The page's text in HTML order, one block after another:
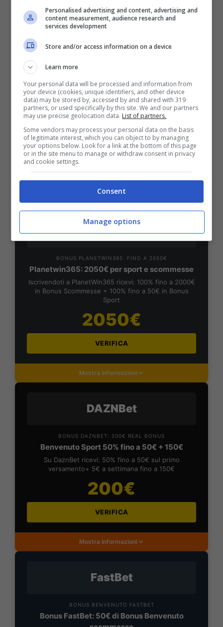
VERIFICA
Mostra Informazioni
Bonus Benvenuto Sport: fino a 1.000€
50% sul deposito fino a 50€
1000€
Mostra Informazioni
PlanetWin365
BONUS PLANETWIN365: FINO A 2050€
Planetwin365: 2050€ per sport e scommesse
Iscrivendoti a PlanetWin365 ricevi: 100% fino a 2000€
in Bonus Scommesse + 100% fino a 50€ in Bonus
Sport
2050€
VERIFICA
Mostra Informazioni
DAZNBet
BONUS DAZNBET: 200€ REAL BONUS
Benvenuto Sport 50% fino a 50€ + 150€
Su DaznBet ricevi: 50% fino a 50€ sul primo
versamento+ 5€ a settimana fino a 150€
200€
VERIFICA
Mostra Informazioni
FastBet
BONUS BENVENUTO FASTBET
Bonus FastBet: 50€ di Bonus Benvenuto
Personalised advertising and content, advertising and
content measurement, audience research and
services development
Store and/or access information on a device
Learn more
Your personal data will be processed and information from
your device (cookies, unique identifiers, and other device
data) may be stored by, accessed by and shared with 319
partners, or used specifically by this site. We and our partners
may use precise geolocation data. List of partners.
Some vendors may process your personal data on the basis
of legitimate interest, which you can object to by managing
your options below. Look for a link at the bottom of this page
or in the site menu to manage or withdraw consent in privacy
and cookie settings.
Consent
Manage options